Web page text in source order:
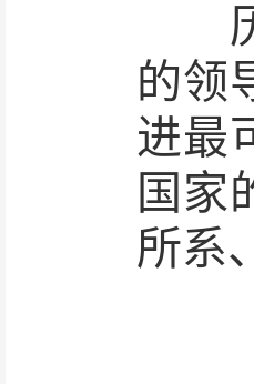
历
的领
进最
国家
所系